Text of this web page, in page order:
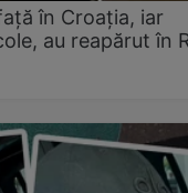
în Croația, iar
au reapărut în